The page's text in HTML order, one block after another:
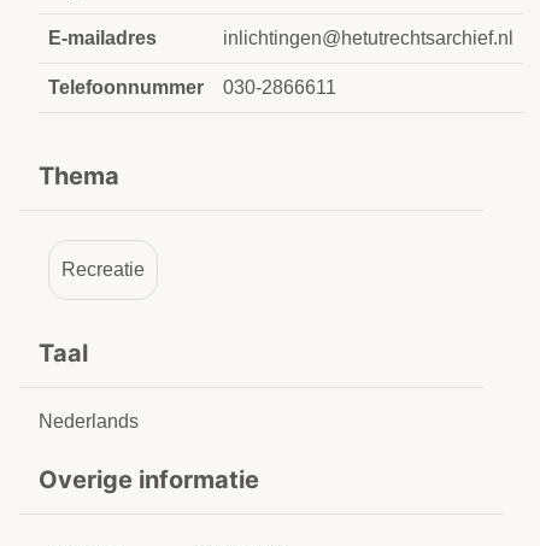
E-mailadres inlichtingen@hetutrechtsarchief.nl
Telefoonnummer 030-2866611
Thema
Recreatie
Taal
Nederlands
Overige informatie